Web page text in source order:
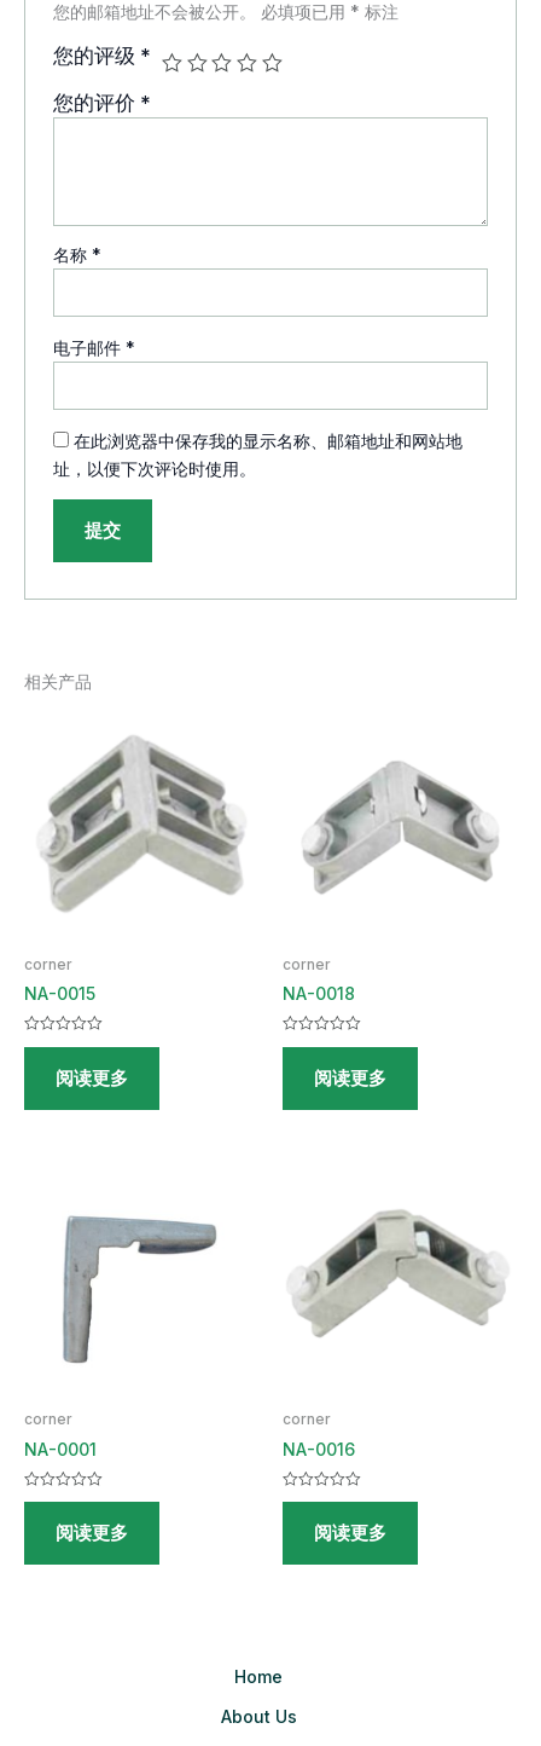
您的邮箱地址不会被公开。 必填项已用 * 标注
您的评级 *
您的评价 *
名称 *
电子邮件 *
在此浏览器中保存我的显示名称、邮箱地址和网站地
址，以便下次评论时使用。
相关产品
corner
NA-0015
评
&sol;阅读更多
corner
NA-0018
评
&sol;阅读更多
corner
NA-0001
评
&sol;阅读更多
corner
NA-0016
评
&sol;阅读更多
Home
About Us